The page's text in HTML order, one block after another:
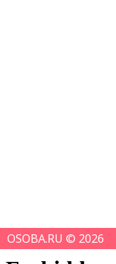
OSOBA.RU © 2026